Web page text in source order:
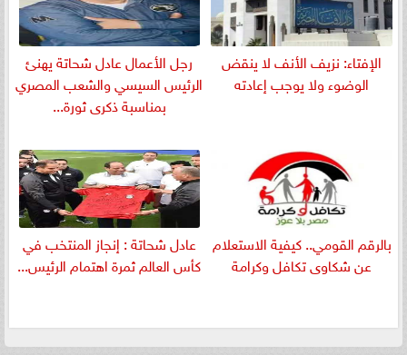
الإفتاء: نزيف الأنف لا ينقض
الوضوء ولا يوجب إعادته
رجل الأعمال عادل شحاتة يهنئ
الرئيس السيسي والشعب المصري
بمناسبة ذكرى ثورة...
بالرقم القومي.. كيفية الاستعلام
عن شكاوى تكافل وكرامة
عادل شحاتة : إنجاز المنتخب في
كأس العالم ثمرة اهتمام الرئيس...